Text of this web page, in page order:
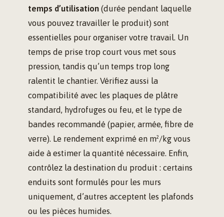
temps d’utilisation (durée pendant laquelle
vous pouvez travailler le produit) sont
essentielles pour organiser votre travail. Un
temps de prise trop court vous met sous
pression, tandis qu’un temps trop long
ralentit le chantier. Vérifiez aussi la
compatibilité avec les plaques de plâtre
standard, hydrofuges ou feu, et le type de
bandes recommandé (papier, armée, fibre de
verre). Le rendement exprimé en m²/kg vous
aide à estimer la quantité nécessaire. Enfin,
contrôlez la destination du produit : certains
enduits sont formulés pour les murs
uniquement, d’autres acceptent les plafonds
ou les pièces humides.